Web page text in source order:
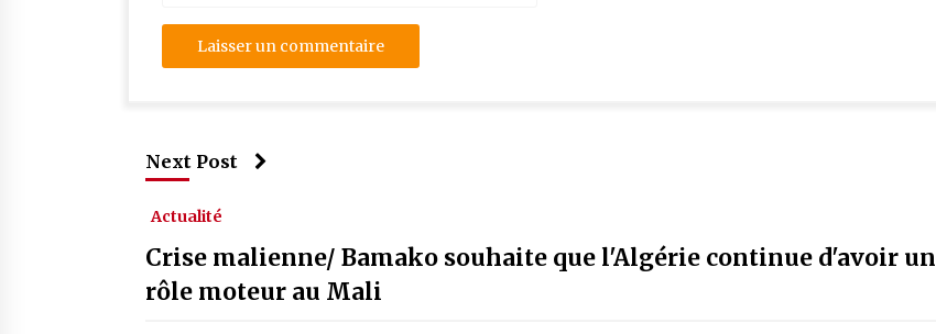
Next Post
Actualité
Crise malienne/ Bamako souhaite que l'Algérie continue d'avoir un
rôle moteur au Mali